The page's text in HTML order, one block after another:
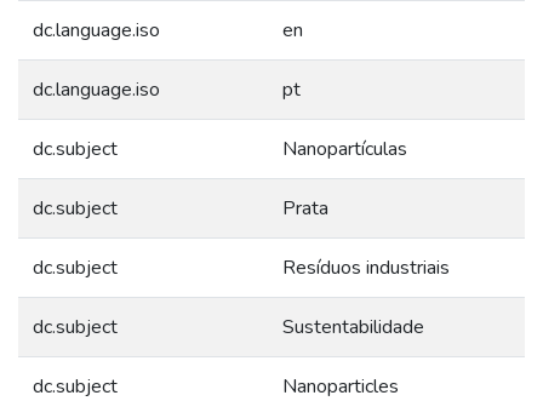
dc.language.iso en
dc.language.iso pt
dc.subject Nanopartículas
dc.subject Prata
dc.subject Resíduos industriais
dc.subject Sustentabilidade
dc.subject Nanoparticles